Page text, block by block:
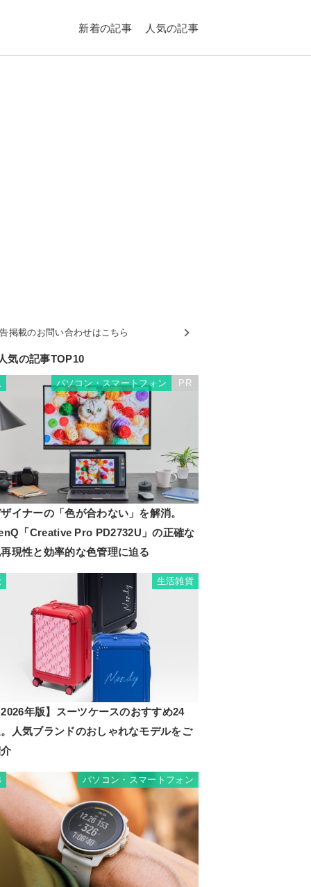
新着の記事 人気の記事
掲載のお問い合わせはこちら
気の記事TOP10
パソコン・スマートフォン PR
イナーの「色が合わない」を解消。
「Creative Pro PD2732U」の正確な
現性と効率的な色管理に迫る
生活雑貨
年版】スーツケースのおすすめ24
人気ブランドのおしゃれなモデルをご
パソコン・スマートフォン